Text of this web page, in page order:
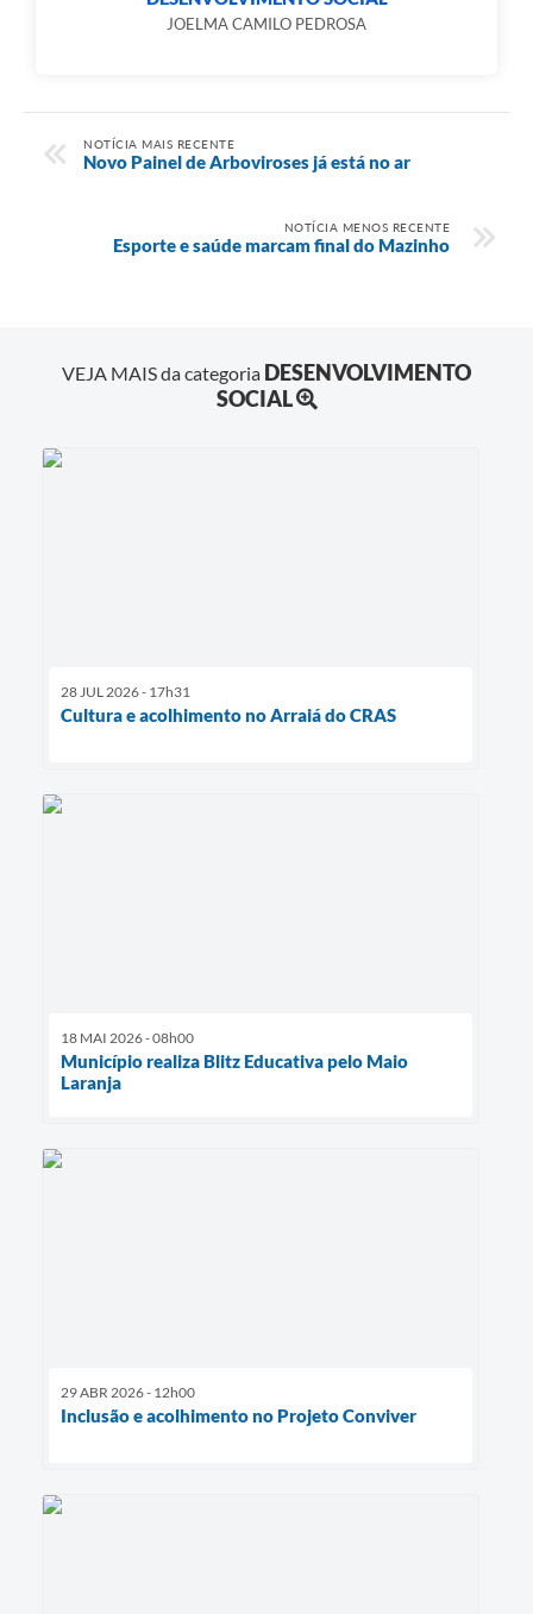
JOELMA CAMILO PEDROSA
NOTÍCIA MAIS RECENTE
Novo Painel de Arboviroses já está no ar
NOTÍCIA MENOS RECENTE
Esporte e saúde marcam final do Mazinho
VEJA MAIS da categoria DESENVOLVIMENTO
SOCIAL
28 JUL 2026 - 17h31
Cultura e acolhimento no Arraiá do CRAS
18 MAI 2026 - 08h00
Município realiza Blitz Educativa pelo Maio
Laranja
29 ABR 2026 - 12h00
Inclusão e acolhimento no Projeto Conviver